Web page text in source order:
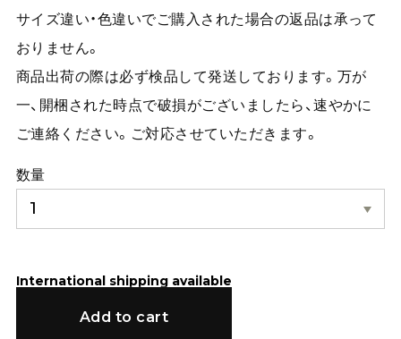
サイズ違い・色違いでご購入された場合の返品は承って
おりません。
商品出荷の際は必ず検品して発送しております。万が
一、開梱された時点で破損がございましたら、速やかに
ご連絡ください。ご対応させていただきます。
数量
International shipping available
Add to cart